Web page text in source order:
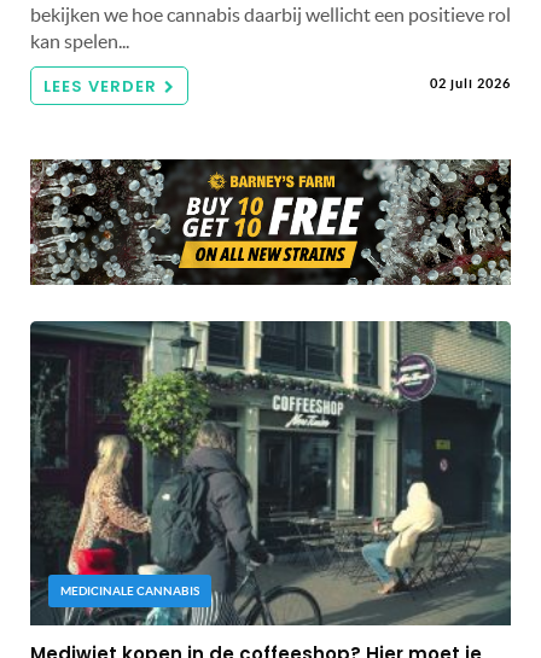
bekijken we hoe cannabis daarbij wellicht een positieve rol
kan spelen...
LEES VERDER 02 juli 2026
MEDICINALE CANNABIS